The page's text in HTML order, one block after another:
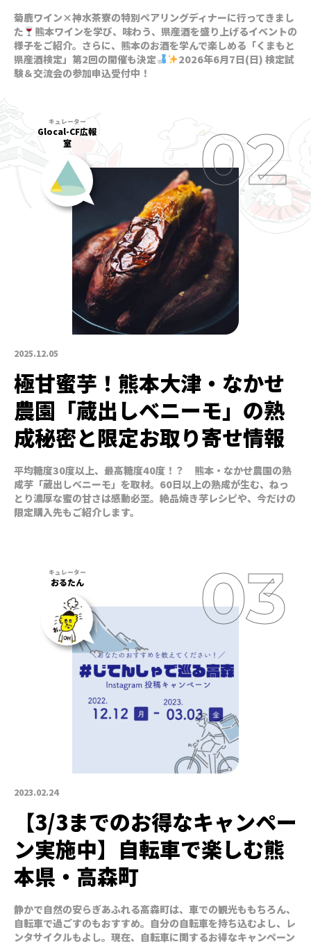
菊鹿ワイン×神水茶寮の特別ペアリングディナーに行ってきまし
た
熊本ワインを学び、味わう、県産酒を盛り上げるイベントの
様子をご紹介。さらに、熊本のお酒を学んで楽しめる「くまもと
県産酒検定」第2回の開催も決定
2026年6月7日(日) 検定試
験＆交流会の参加申込受付中！
2025.12.05
Glocal-CF広報
室
極甘蜜芋！熊本大津・なかせ
農園「蔵出しベニーモ」の熟
成秘密と限定お取り寄せ情報
平均糖度30度以上、最高糖度40度！？ 熊本・なかせ農園の熟
成芋「蔵出しベニーモ」を取材。60日以上の熟成が生む、ねっ
とり濃厚な蜜の甘さは感動必至。絶品焼き芋レシピや、今だけの
限定購入先もご紹介します。
2023.02.24
おるたん
【3/3までのお得なキャンペー
ン実施中】自転車で楽しむ熊
本県・高森町
静かで自然の安らぎあふれる高森町は、車での観光ももちろん、
自転車で過ごすのもおすすめ。自分の自転車を持ち込むよし、レ
ンタサイクルもよし。現在、自転車に関するお得なキャンペーン